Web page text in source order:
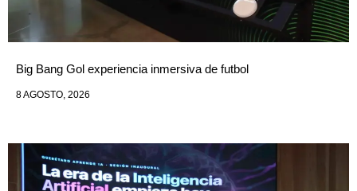
Big Bang Gol experiencia inmersiva de futbol
8 AGOSTO, 2026